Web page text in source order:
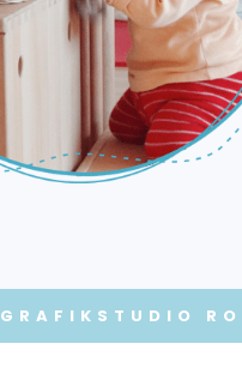
GRAFIKSTUDIO